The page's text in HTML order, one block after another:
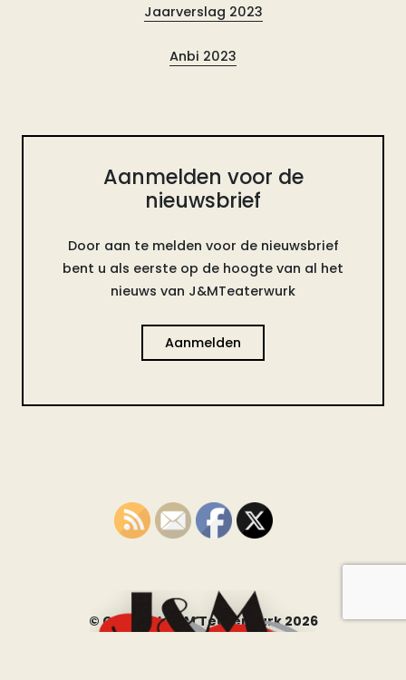
Jaarverslag 2023
Anbi 2023
Aanmelden voor de
nieuwsbrief
Door aan te melden voor de nieuwsbrief
bent u als eerste op de hoogte van al het
nieuws van J&MTeaterwurk
Aanmelden
© Copyright JM Teaterwurk 2026